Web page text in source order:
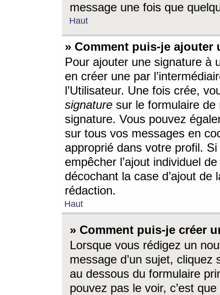
message une fois que
Haut
» Comment puis-je ajouter
Pour ajouter une signature à
en créer une par
l’Utilisateur. Une fois crée,
signature sur le formulaire de
signature. Vous pouvez
sur tous vos messages en
approprié dans votre profil.
empêcher l’ajout individuel
décochant la case d’ajout
rédaction.
Haut
» Comment puis-je créer
Lorsque vous rédigez un
message d’un sujet, cliquez
au dessous du formulaire
pouvez pas le voir, c’est